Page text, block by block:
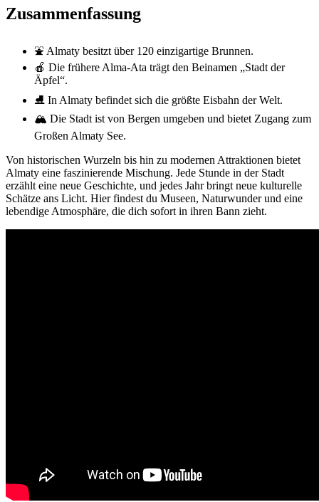
Zusammenfassung
⛲ Almaty besitzt über 120 einzigartige Brunnen.
🍎 Die frühere Alma-Ata trägt den Beinamen „Stadt der
Äpfel“.
⛸️ In Almaty befindet sich die größte Eisbahn der Welt.
🏔️ Die Stadt ist von Bergen umgeben und bietet Zugang zum
Großen Almaty See.
Von historischen Wurzeln bis hin zu modernen Attraktionen bietet
Almaty eine faszinierende Mischung. Jede Stunde in der Stadt
erzählt eine neue Geschichte, und jedes Jahr bringt neue kulturelle
Schätze ans Licht. Hier findest du Museen, Naturwunder und eine
lebendige Atmosphäre, die dich sofort in ihren Bann zieht.